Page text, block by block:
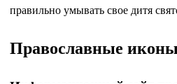
правильно умывать свое дитя
Православные